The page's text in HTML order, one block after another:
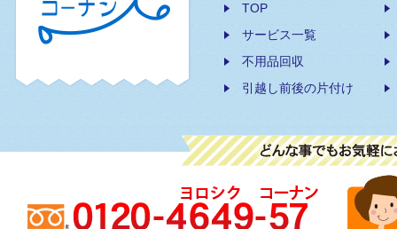
TOP
サービス一覧
不用品回収
引越し前後の片付け